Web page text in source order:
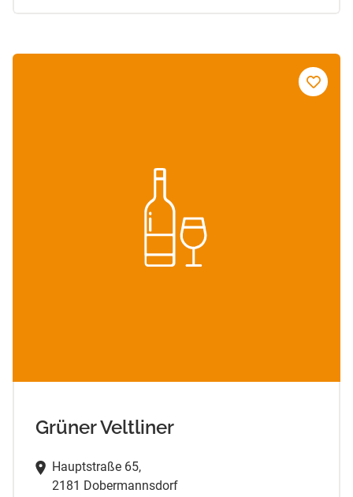
Grüner Veltliner
Hauptstraße 65,
2181 Dobermannsdorf